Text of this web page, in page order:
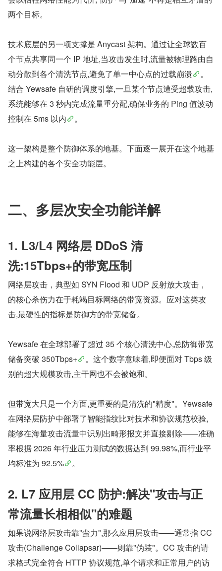
两个目标。
技术底层的另一项支撑是 Anycast 架构。通过让全球数百
个节点共享同一个 IP 地址,当攻击发生时,流量被物理路由自
动分散到各个清洗节点,避免了单一中心点的过载崩溃
。
结合 Yewsafe 自研的调度引擎,一旦某个节点遭受超载攻击,
系统能够在 3 秒内完成流量重分配,确保业务的 Ping 值波动
控制在 5ms 以内
。
这一架构是整个防御体系的地基。下面逐一展开在这个地基
之上构建的各个安全功能层。
二、多层次安全功能详解
1. L3/L4 网络层 DDoS 清
洗:15Tbps+的带宽压制
网络层攻击，典型如 SYN Flood 和 UDP 反射放大攻击，
的核心杀伤力在于耗竭目标网络的带宽资源。应对这类攻
击,最硬性的指标是防御方的带宽储备。
Yewsafe 在全球部署了超过 35 个核心清洗中心,总防御带宽
储备突破 350Tbps+
。这个数字意味着,即便面对 Tbps 级
别的超大规模攻击,主干网也不会被饱和。
但带宽大只是一个方面,更重要的是清洗的"精度"。Yewsafe
在网络层防护中部署了智能指纹比对技术和协议规范校验,
能够在海量攻击流量中识别出畸形报文并直接剔除——准确
率根据 2026 年行业压力测试的数据达到 99.98%,而行业平
均标准为 92.5%
。
2. L7 应用层 CC 防护:解决"攻击与正
常流量长相相似"的难题
如果说网络层攻击靠"蛮力",那么应用层攻击——通常指 CC
攻击(Challenge Collapsar)——则靠"伪装"。CC 攻击的请
求格式完全符合 HTTP 协议规范,单个请求和正常用户的访